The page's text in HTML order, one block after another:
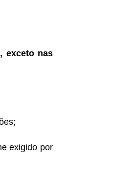
exceto nas
exigido por